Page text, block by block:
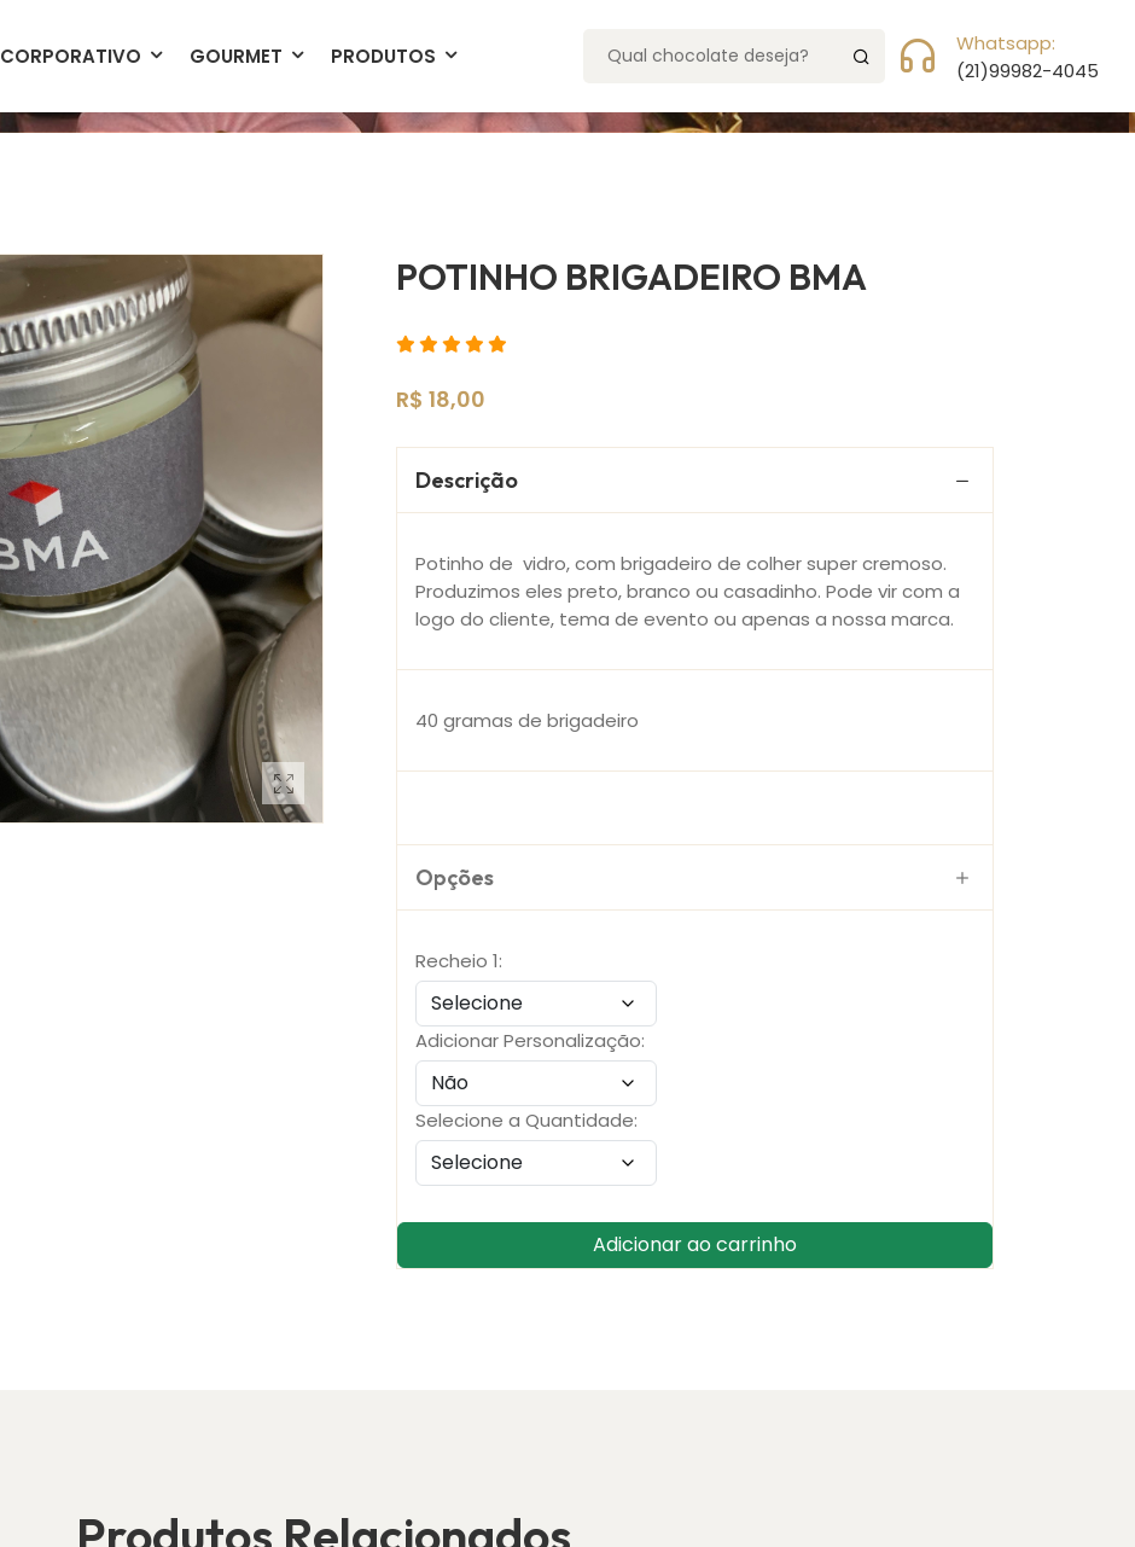
CORPORATIVO GOURMET PRODUTOS
Whatsapp:
(21)99982-4045
POTINHO BRIGADEIRO BMA
R$ 18,00
Descrição
Potinho de vidro, com brigadeiro de colher super cremoso.
Produzimos eles preto, branco ou casadinho. Pode vir com a
logo do cliente, tema de evento ou apenas a nossa marca.
40 gramas de brigadeiro
Opções
Recheio 1:
Adicionar Personalização:
Selecione a Quantidade:
Adicionar ao carrinho
Produtos Relacionados